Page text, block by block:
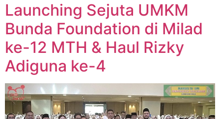
Launching Sejuta UMKM
Bunda Foundation di Milad
ke-12 MTH & Haul Rizky
Adiguna ke-4